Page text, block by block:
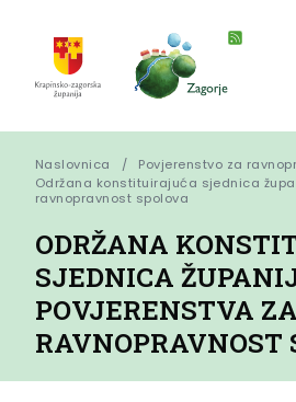
Naslovnica
Povjerenstvo za
Održana konstituirajuća sjednica
ravnopravnost spolova
ODRŽANA
SJEDNICA
POVJERENSTVA ZA
RAVNOPRAVNOST